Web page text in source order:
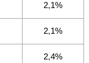
2,1%
2,1%
2,4%